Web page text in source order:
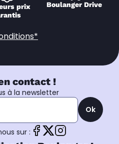
prix
Boulanger Drive
contact !
à la newsletter
Ok
sur :